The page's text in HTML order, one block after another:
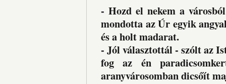
- Hozd el nekem a
mondotta az Úr egyik
és a holt madarat.
- Jól választottál - szólt az
fog az én
aranyvárosomban dicsőít